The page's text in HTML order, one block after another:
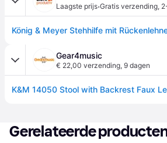
Laagste prijs·Gratis verzending,
Gear4music
€ 22,00 verzending, 9 dagen
K&M 14050 Stool with Backrest Faux
Gerelateerde